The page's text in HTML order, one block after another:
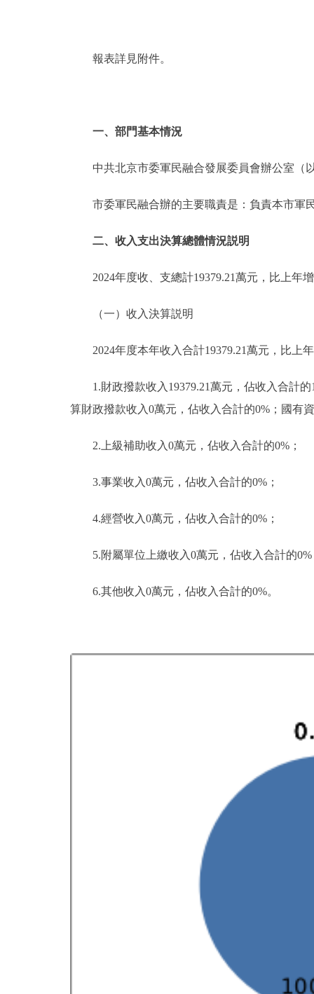
報表詳見附件。
一、部門基本情況
中共北京市委軍民融合發展委員會辦公室（
市委軍民融合辦的主要職責是：負責本市軍
二、收入支出決算總體情況説明
2024年度收、支總計19379.21萬元，比上年
（一）收入決算説明
2024年度本年收入合計19379.21萬元，比上
1.財政撥款收入19379.21萬元，佔收入合計
算財政撥款收入0萬元，佔收入合計的0%；國有
2.上級補助收入0萬元，佔收入合計的0%；
3.事業收入0萬元，佔收入合計的0%；
4.經營收入0萬元，佔收入合計的0%；
5.附屬單位上繳收入0萬元，佔收入合計的
6.其他收入0萬元，佔收入合計的0%。